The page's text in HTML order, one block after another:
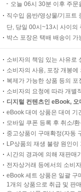
한 경제적 혼란을 맞
적 합의를 도출해내
다. 한편 인도네시아
국가는 현재 평화적
적 위기에 시달리다:
제2차 세계대전 이후
동시에 발발했다.
악했다. 이는 독일
후 새로운 사회 구성
된 환경에서는 실
오늘 06시 30분 이후 주
직수입 음반/영상물/기프트
단, 당일 00시~13시 사이의
박스 포장은 택배 배송이
소비자의 책임 있는 사유로
소비자의 사용, 포장 개봉
복제가 가능한 상품 등의
소비자의 요청에 따라 개별
디지털 컨텐츠인 eBook,
eBook 대여 상품은 대여 기
모바일 쿠폰 등록 후 취소/
중고상품이 구매확정(자동
LP상품의 재생 불량 원인
시간의 경과에 의해 재판매
전자상거래 등에서의 소비
eBook 세트 상품은 일괄 구
1개의 상품으로 취급 및 판